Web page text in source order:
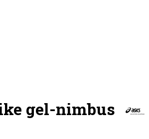
gel-nimbus